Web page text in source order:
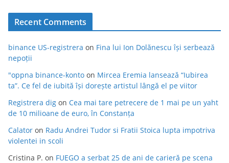
Recent Comments
binance US-registrera on Fina lui Ion Dolănescu își serbează
nepoții
"oppna binance-konto on Mircea Eremia lansează “Iubirea
ta”. Ce fel de iubită își dorește artistul lângă el pe viitor
Registrera dig on Cea mai tare petrecere de 1 mai pe un yaht
de 10 milioane de euro, în Constanța
Calator on Radu Andrei Tudor si Fratii Stoica lupta impotriva
violentei in scoli
Cristina P. on FUEGO a serbat 25 de ani de carieră pe scena